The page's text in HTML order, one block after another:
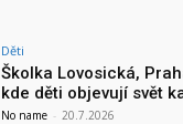
Děti
Školka Lovosická,
kde děti objevují svět
No name - 20.7.2026